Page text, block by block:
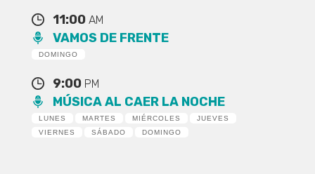
11:00 AM
VAMOS DE FRENTE
DOMINGO
9:00 PM
MÚSICA AL CAER LA NOCHE
LUNES MARTES MIÉRCOLES
JUEVES
VIERNES
SÁBADO DOMINGO